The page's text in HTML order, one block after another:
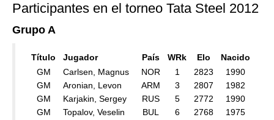
Participantes en el torneo Tata Steel 2012
Grupo A
Título Jugador País WRk Elo
Nacido
GM
Carlsen, Magnus NOR 1 2823
1990
GM
Aronian, Levon ARM 3 2807
1982
GM
Karjakin, Sergey RUS 5 2772
1990
GM
Topalov, Veselin BUL 6 2768
1975